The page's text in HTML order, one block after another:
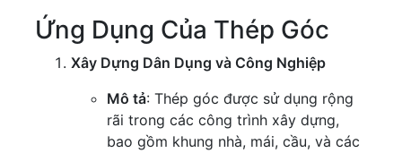
Ứng Dụng Của Thép Góc
Xây Dựng Dân Dụng và Công Nghiệp
Mô tả: Thép góc được sử dụng rộng
rãi trong các công trình xây dựng,
bao gồm khung nhà, mái, cầu, và các